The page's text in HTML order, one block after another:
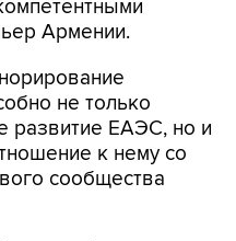
развитие ЕАЭС, но и
к нему со
сообщества
проблемы